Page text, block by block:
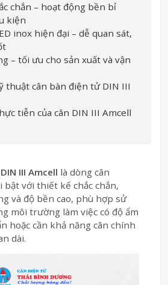
chắn – hoạt động bền bỉ
kiện
inox hiện đại – dễ quan sát,
– tối ưu cho sản xuất và vận
thuật cân bàn điện tử DIN III
tiễn của cân DIN III Amcell
III Amcell là dòng cân
bật với thiết kế chắc chắn,
và độ bền cao, phù hợp sử
môi trường làm việc có độ ẩm
hoặc cần khả năng cân chính
dài.